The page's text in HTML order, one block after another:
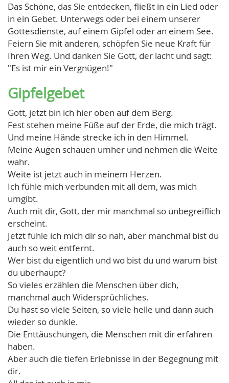
Das Schöne, das Sie entdecken, fließt in ein Lied oder
in ein Gebet. Unterwegs oder bei einem unserer
Gottesdienste, auf einem Gipfel oder an einem See.
Feiern Sie mit anderen, schöpfen Sie neue Kraft für
Ihren Weg. Und danken Sie Gott, der lacht und sagt:
"Es ist mir ein Vergnügen!"
Gipfelgebet
Gott, jetzt bin ich hier oben auf dem Berg.
Fest stehen meine Füße auf der Erde, die mich trägt.
Und meine Hände strecke ich in den Himmel.
Meine Augen schauen umher und nehmen die Weite
wahr.
Weite ist jetzt auch in meinem Herzen.
Ich fühle mich verbunden mit all dem, was mich
umgibt.
Auch mit dir, Gott, der mir manchmal so unbegreiflich
erscheint.
Jetzt fühle ich mich dir so nah, aber manchmal bist du
auch so weit entfernt.
Wer bist du eigentlich und wo bist du und warum bist
du überhaupt?
So vieles erzählen die Menschen über dich,
manchmal auch Widersprüchliches.
Du hast so viele Seiten, so viele helle und dann auch
wieder so dunkle.
Die Enttäuschungen, die Menschen mit dir erfahren
haben.
Aber auch die tiefen Erlebnisse in der Begegnung mit
dir.